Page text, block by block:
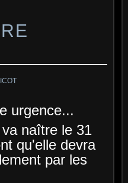
urgence...
naître le 31
qu'elle devra
par les